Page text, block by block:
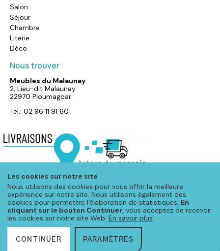
Les cookies sur notre site
Nous utilisons des cookies pour vous offrir la meilleure
expérience sur notre site. Nous utilisons également des
cookies pour permettre l'élaboration de statistiques. En
cliquant sur le bouton Continuer, vous acceptez de recevoir
les cookies sur notre site Web. En savoir plus
CONTINUER PARAMÈTRES
Salon
Séjour
Chambre
Literie
Déco
Nous trouver
Meubles du Malaunay
2, Lieu-dit Malaunay
22970 Ploumagoar
Tel.: 02 96 11 91 60